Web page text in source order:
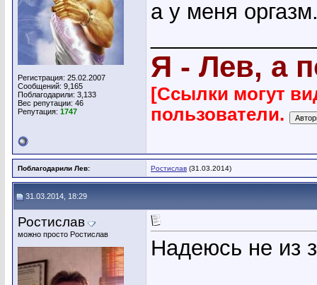
Регистрация: 25.02.2007
Сообщений: 9,165
Поблагодарили: 3,133
Вес репутации: 46
Репутация: 1747
а у меня
Я - Лев, а
[Ссылки могут
пользователи.
Поблагодарили Лев: Ростислав (31.03.2014)
31.03.2014, 18:29
Ростислав
можно просто Ростислав
Надеюсь не из